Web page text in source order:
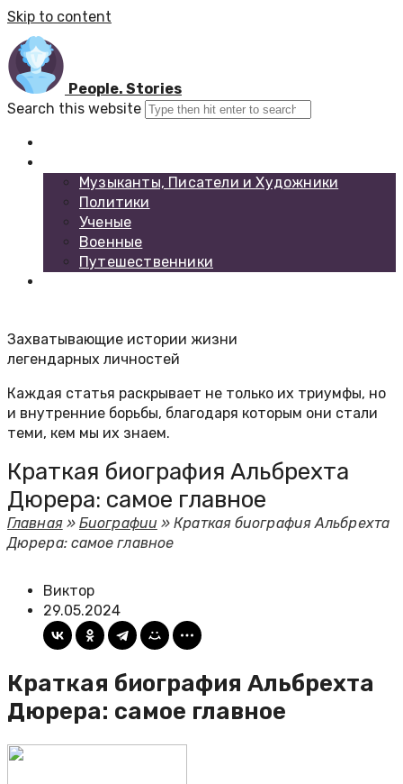
Skip to content
People. Stories
Search this website
Музыканты, Писатели и Художники
Политики
Ученые
Военные
Путешественники
Захватывающие истории жизни
легендарных личностей
Каждая статья раскрывает не только их триумфы, но
и внутренние борьбы, благодаря которым они стали
теми, кем мы их знаем.
Краткая биография Альбрехта
Дюрера: самое главное
Главная»Биографии »Краткая биография Альбрехта
Дюрера: самое главное
Виктор
29.05.2024
Краткая биография Альбрехта
Дюрера: самое главное